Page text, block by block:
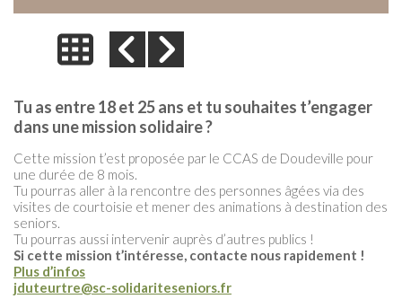
Tu as entre 18 et 25 ans et tu souhaites t’engager
dans une mission solidaire ?
Cette mission t’est proposée par le CCAS de Doudeville pour
une durée de 8 mois.
Tu pourras aller à la rencontre des personnes âgées via des
visites de courtoisie et mener des animations à destination des
seniors.
Tu pourras aussi intervenir auprès d’autres publics !
Si cette mission t’intéresse, contacte nous rapidement !
Plus d’infos
jduteurtre@sc-solidariteseniors.fr